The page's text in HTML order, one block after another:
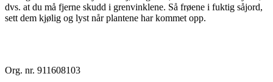
dvs. at du må fjerne skudd i grenvinklene. Så frøene i fuktig såjord,
sett dem kjølig og lyst når plantene har kommet opp.
Org. nr. 911608103